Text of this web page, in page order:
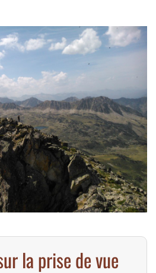
la prise de vue